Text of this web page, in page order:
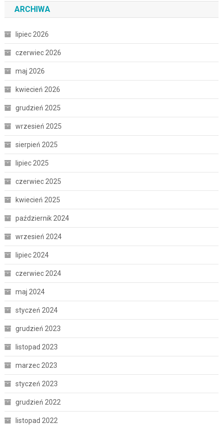
ARCHIWA
lipiec 2026
czerwiec 2026
maj 2026
kwiecień 2026
grudzień 2025
wrzesień 2025
sierpień 2025
lipiec 2025
czerwiec 2025
kwiecień 2025
październik 2024
wrzesień 2024
lipiec 2024
czerwiec 2024
maj 2024
styczeń 2024
grudzień 2023
listopad 2023
marzec 2023
styczeń 2023
grudzień 2022
listopad 2022